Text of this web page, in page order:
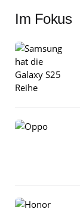
Im Fokus